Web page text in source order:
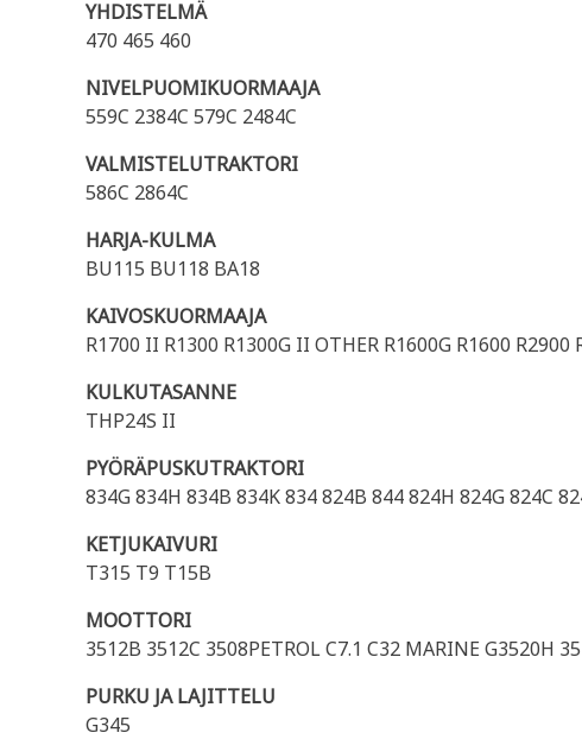
YHDISTELMÄ
470 465 460
NIVELPUOMIKUORMAAJA
559C 2384C 579C 2484C
VALMISTELUTRAKTORI
586C 2864C
HARJA-KULMA
BU115 BU118 BA18
KAIVOSKUORMAAJA
R1700 II R1300 R1300G II OTHER R1600G R1600 R2900
KULKUTASANNE
THP24S II
PYÖRÄPUSKUTRAKTORI
834G 834H 834B 834K 834 824B 844 824H 824G 824C
KETJUKAIVURI
T315 T9 T15B
MOOTTORI
3512B 3512C 3508PETROL C7.1 C32 MARINE G3520H
PURKU JA LAJITTELU
G345